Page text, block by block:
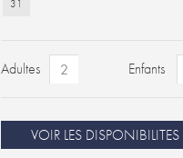
31
Adultes Enfants
VOIR LES DISPONIBILITES